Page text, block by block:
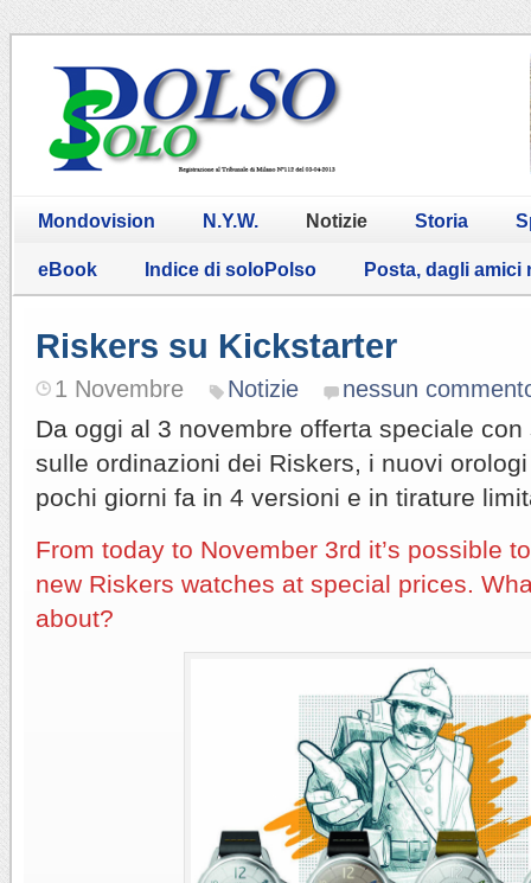
Mondovision N.Y.W. Notizie Storia
eBook Indice di soloPolso Posta, dagli amici
Riskers su Kickstarter
1 Novembre Notizie nessun
Da oggi al 3 novembre offerta speciale
sulle ordinazioni dei Riskers, i nuovi
pochi giorni fa in 4 versioni e in tirature
From today to November 3rd it’s possible
new Riskers watches at special prices.
about?